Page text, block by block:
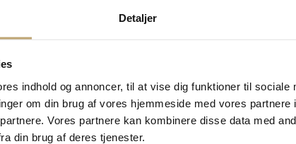
Detaljer
indhold og annoncer, til at vise dig funktioner til sociale
om din brug af vores hjemmeside med vores partnere
Vores partnere kan kombinere disse data med
din brug af deres tjenester.
a 0,02 w/vs. str.
Gigtring guld (kan åbnes)
2611-000-01g